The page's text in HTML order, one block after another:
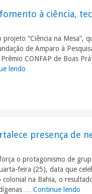
à ciência,
“Ciência na Mesa”,
de Amparo à
CONFAP de Boas
lendo
presença de
o protagonismo de
feira (25), data que
na Bahia, o
…Continue lendo